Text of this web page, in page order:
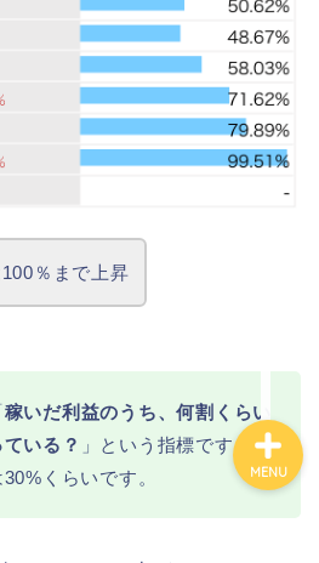
％まで上昇
稼いだ利益のうち、何割くらい
いる？ 」という指標です。
くらいです。
MENU
ゴリ別おすすめ株◯
選
株式投資・金融知識
おすすめ読書の要約
ビジネス・仕事